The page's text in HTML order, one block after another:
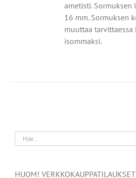
ametisti.
16 mm. Sormuksen
muuttaa tarvittaessa
isommaksi.
HUOM!